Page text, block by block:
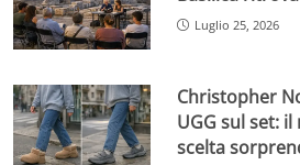
Luglio 25, 2026
Christopher
UGG sul set:
scelta